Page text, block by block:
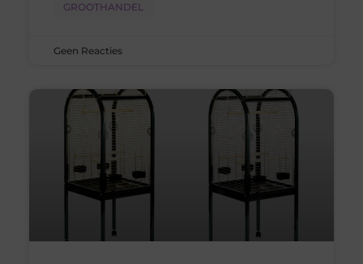
GROOTHANDEL
Geen Reacties